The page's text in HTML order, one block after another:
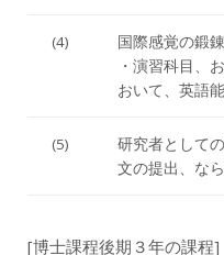
(4)
国際感覚の鍛錬
・演習科目、
おいて、英語
(5)
研究者として
文の提出、な
[博士課程後期３年の課程]